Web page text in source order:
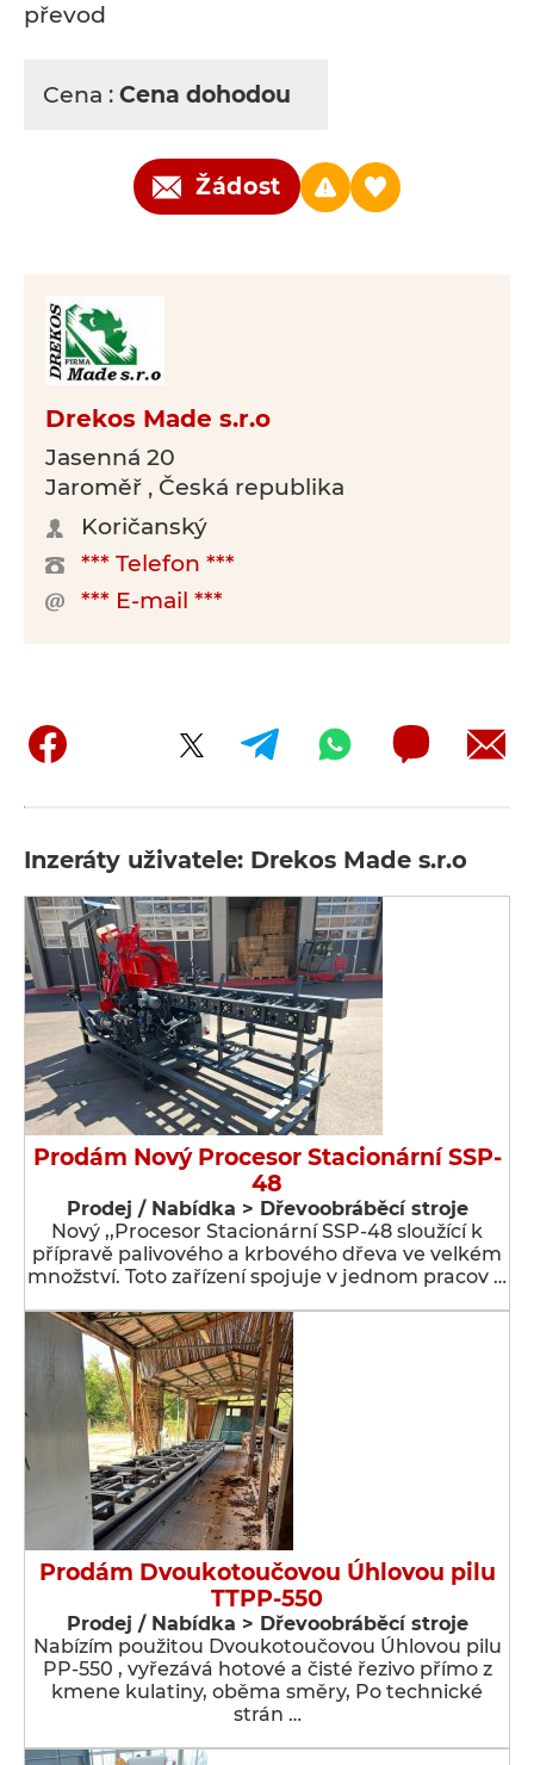
převod
Cena : Cena dohodou
Žádost
Drekos Made s.r.o
Jasenná 20
Jaroměř , Česká republika
Koričanský
*** Telefon ***
*** E-mail ***
Inzeráty uživatele: Drekos Made s.r.o
Prodám Nový Procesor Stacionární SSP-
48
Prodej / Nabídka > Dřevoobráběcí stroje
Nový ,,Procesor Stacionární SSP-48 sloužící k
přípravě palivového a krbového dřeva ve velkém
množství. Toto zařízení spojuje v jednom pracov …
Prodám Dvoukotoučovou Úhlovou pilu
TTPP-550
Prodej / Nabídka > Dřevoobráběcí stroje
Nabízím použitou Dvoukotoučovou Úhlovou pilu
PP-550 , vyřezává hotové a čisté řezivo přímo z
kmene kulatiny, oběma směry, Po technické
strán …